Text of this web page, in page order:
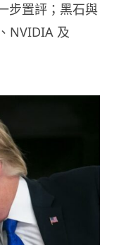
步置評；黑石與
NVIDIA 及